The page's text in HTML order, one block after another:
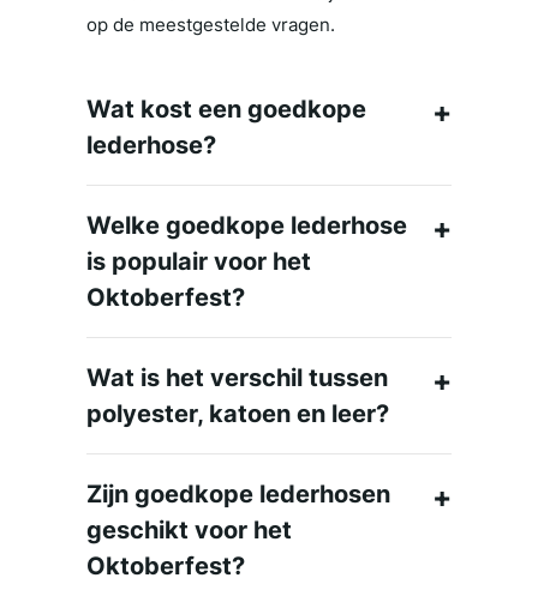
op de meestgestelde vragen.
Wat kost een goedkope
lederhose?
Welke goedkope lederhose
is populair voor het
Oktoberfest?
Wat is het verschil tussen
polyester, katoen en leer?
Zijn goedkope lederhosen
geschikt voor het
Oktoberfest?